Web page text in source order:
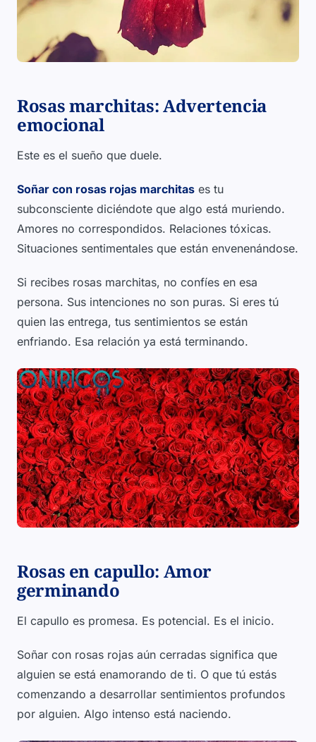
Rosas marchitas: Advertencia
emocional
Este es el sueño que duele.
Soñar con rosas rojas marchitas es tu
subconsciente diciéndote que algo está muriendo.
Amores no correspondidos. Relaciones tóxicas.
Situaciones sentimentales que están envenenándose.
Si recibes rosas marchitas, no confíes en esa
persona. Sus intenciones no son puras. Si eres tú
quien las entrega, tus sentimientos se están
enfriando. Esa relación ya está terminando.
Rosas en capullo: Amor
germinando
El capullo es promesa. Es potencial. Es el inicio.
Soñar con rosas rojas aún cerradas significa que
alguien se está enamorando de ti. O que tú estás
comenzando a desarrollar sentimientos profundos
por alguien. Algo intenso está naciendo.